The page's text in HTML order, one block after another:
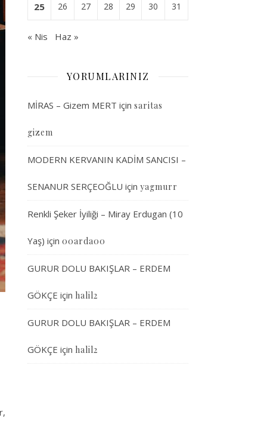
25 26 27 28 29 30 31
« Nis Haz »
YORUMLARINIZ
MİRAS – Gizem MERT için saritas
gizem
MODERN KERVANIN KADİM SANCISI –
SENANUR SERÇEOĞLU için yagmurr
Renkli Şeker İyiliği – Miray Erdugan (10
Yaş) için 00arda00
GURUR DOLU BAKIŞLAR – ERDEM
GÖKÇE için halil2
GURUR DOLU BAKIŞLAR – ERDEM
GÖKÇE için halil2